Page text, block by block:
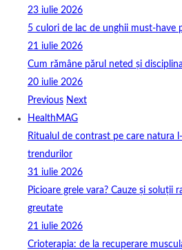
23 iulie 2026
5 culori de lac de unghii must‑have
21 iulie 2026
Cum rămâne părul neted și
20 iulie 2026
Previous Next
HealthMAG
Ritualul de contrast pe care natura
trendurilor
31 iulie 2026
Picioare grele vara? Cauze și soluții
greutate
21 iulie 2026
Crioterapia: de la recuperare